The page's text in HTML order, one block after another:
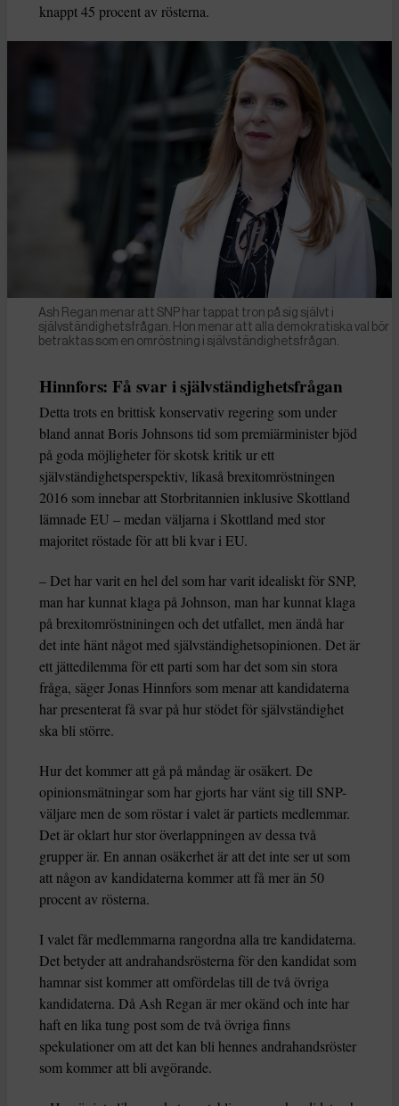
knappt 45 procent av rösterna.
Ash Regan menar att SNP har tappat tron på sig självt i
självständighetsfrågan. Hon menar att alla demokratiska val bör
betraktas som en omröstning i självständighetsfrågan.
Hinnfors: Få svar i självständighetsfrågan
Detta trots en brittisk konservativ regering som under
bland annat Boris Johnsons tid som premiärminister bjöd
på goda möjligheter för skotsk kritik ur ett
självständighetsperspektiv, likaså brexitomröstningen
2016 som innebar att Storbritannien inklusive Skottland
lämnade EU – medan väljarna i Skottland med stor
majoritet röstade för att bli kvar i EU.
– Det har varit en hel del som har varit idealiskt för SNP,
man har kunnat klaga på Johnson, man har kunnat klaga
på brexitomröstniningen och det utfallet, men ändå har
det inte hänt något med självständighetsopinionen. Det är
ett jättedilemma för ett parti som har det som sin stora
fråga, säger Jonas Hinnfors som menar att kandidaterna
har presenterat få svar på hur stödet för självständighet
ska bli större.
Hur det kommer att gå på måndag är osäkert. De
opinionsmätningar som har gjorts har vänt sig till SNP-
väljare men de som röstar i valet är partiets medlemmar.
Det är oklart hur stor överlappningen av dessa två
grupper är. En annan osäkerhet är att det inte ser ut som
att någon av kandidaterna kommer att få mer än 50
procent av rösterna.
I valet får medlemmarna rangordna alla tre kandidaterna.
Det betyder att andrahandsrösterna för den kandidat som
hamnar sist kommer att omfördelas till de två övriga
kandidaterna. Då Ash Regan är mer okänd och inte har
haft en lika tung post som de två övriga finns
spekulationer om att det kan bli hennes andrahandsröster
som kommer att bli avgörande.